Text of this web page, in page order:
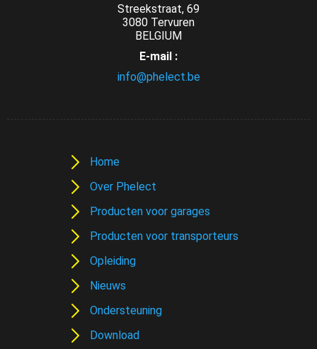
Streekstraat, 69
3080 Tervuren
BELGIUM
E-mail :
info@phelect.be
Home
Over Phelect
Producten voor garages
Producten voor transporteurs
Opleiding
Nieuws
Ondersteuning
Download